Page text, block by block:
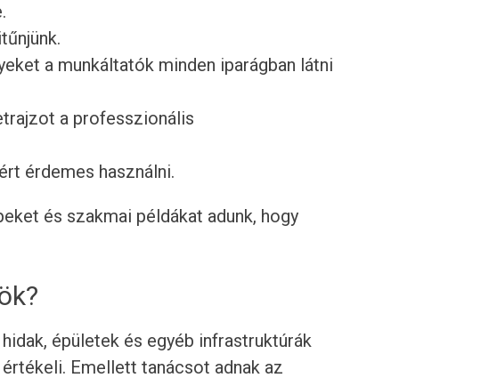
a munkáltatók minden iparágban látni
a professzionális
érdemes használni.
és szakmai példákat adunk, hogy
épületek és egyéb infrastruktúrák
Emellett tanácsot adnak az